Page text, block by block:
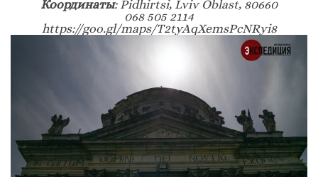
Координаты: Pidhirtsi, Lviv Oblast, 80660
068 505 2114
https://goo.gl/maps/T2tyAqXemsPcNRyi8